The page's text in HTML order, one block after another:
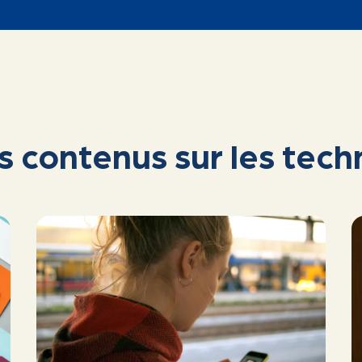
contenus sur les